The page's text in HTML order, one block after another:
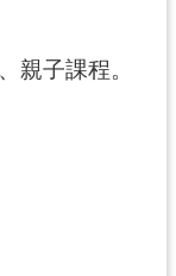
親子課程。